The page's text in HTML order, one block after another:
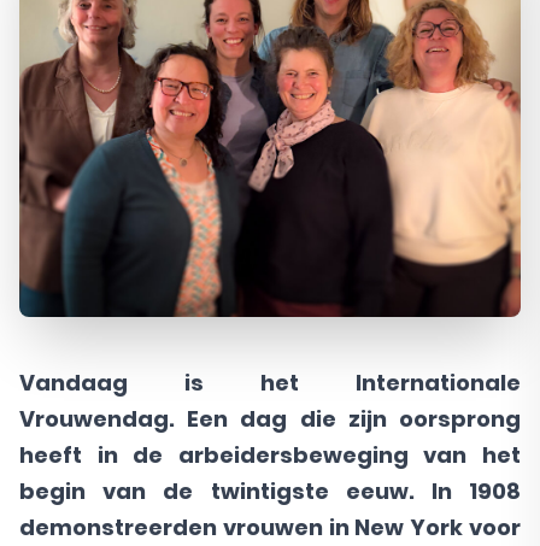
Vandaag is het Internationale
Vrouwendag. Een dag die zijn oorsprong
heeft in de arbeidersbeweging van het
begin van de twintigste eeuw. In 1908
demonstreerden vrouwen in New York voor